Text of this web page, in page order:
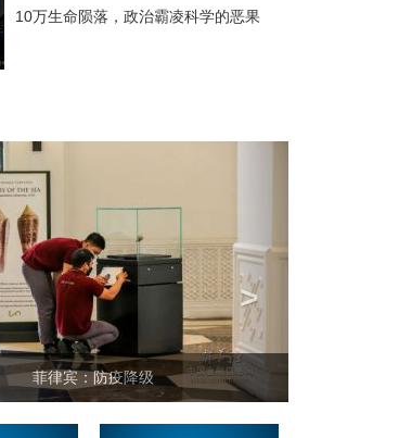
10万生命陨落，政治霸凌科学的恶果
菲律宾：防疫降级
>